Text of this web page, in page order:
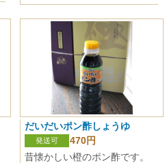
だいだいポン酢しょうゆ
発送可
470円
昔懐かしい橙のポン酢です。